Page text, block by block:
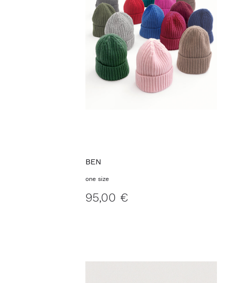
BEN
one size
95,00 €